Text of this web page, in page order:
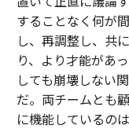
することなく何が
し、再調整し、共
り、より才能があ
しても崩壊しない
だ。両チームとも
に機能しているの